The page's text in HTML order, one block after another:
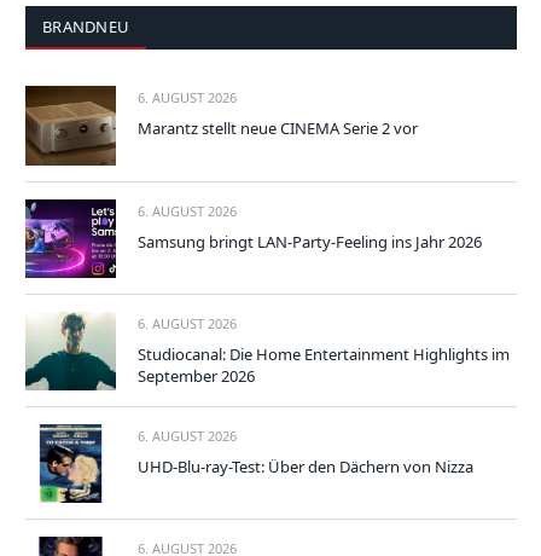
BRANDNEU
6. AUGUST 2026
Marantz stellt neue CINEMA Serie 2 vor
6. AUGUST 2026
Samsung bringt LAN-Party-Feeling ins Jahr 2026
6. AUGUST 2026
Studiocanal: Die Home Entertainment Highlights im
September 2026
6. AUGUST 2026
UHD-Blu-ray-Test: Über den Dächern von Nizza
6. AUGUST 2026